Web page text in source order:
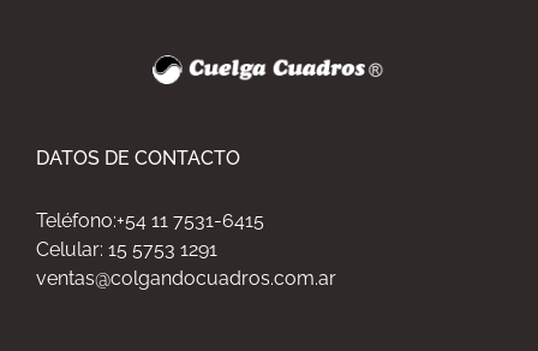
DATOS DE CONTACTO
Teléfono:+54 11 7531-6415
Celular: 15 5753 1291
ventas@colgandocuadros.com.ar